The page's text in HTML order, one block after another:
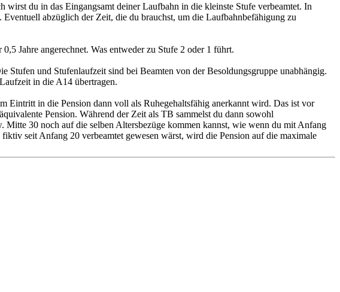
du in das Eingangsamt deiner Laufbahn in die kleinste Stufe verbeamtet. In
abzüglich der Zeit, die du brauchst, um die Laufbahnbefähigung zu
Jahre angerechnet. Was entweder zu Stufe 2 oder 1 führt.
Stufen und Stufenlaufzeit sind bei Beamten von der Besoldungsgruppe unabhängig.
in die A14 übertragen.
Eintritt in die Pension dann voll als Ruhegehaltsfähig anerkannt wird. Das ist vor
Pension. Während der Zeit als TB sammelst du dann sowohl
Mitte 30 noch auf die selben Altersbezüge kommen kannst, wie wenn du mit Anfang
seit Anfang 20 verbeamtet gewesen wärst, wird die Pension auf die maximale